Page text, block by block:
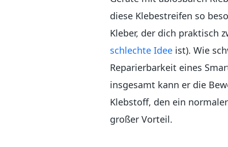
diese Klebestreifen so
Kleber, der dich praktisch
schlechte Idee ist). Wie
Reparierbarkeit eines
insgesamt kann er die
Klebstoff, den ein
großer Vorteil.